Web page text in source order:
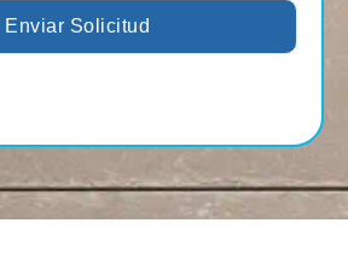
Enviar Solicitud